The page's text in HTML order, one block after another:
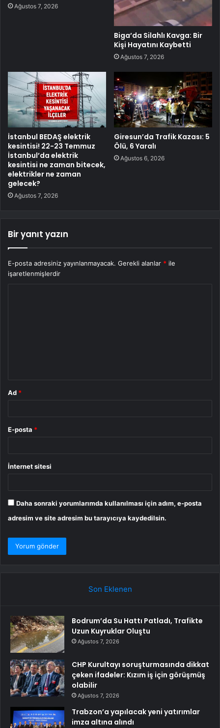
Ağustos 7, 2026
Biga’da Silahlı Kavga: Bir
Kişi Hayatını Kaybetti
Ağustos 7, 2026
İstanbul BEDAŞ elektrik
kesintisi! 22-23 Temmuz
İstanbul’da elektrik
kesintisi ne zaman bitecek,
elektrikler ne zaman
gelecek?
Ağustos 7, 2026
Giresun’da Trafik Kazası: 5
Ölü, 6 Yaralı
Ağustos 6, 2026
Bir yanıt yazın
E-posta adresiniz yayınlanmayacak. Gerekli alanlar * ile
işaretlenmişlerdir
Ad *
E-posta *
İnternet sitesi
Daha sonraki yorumlarımda kullanılması için adım, e-posta
adresim ve site adresim bu tarayıcıya kaydedilsin.
Son Eklenen
Bodrum’da Su Hattı Patladı, Trafikte
Uzun Kuyruklar Oluştu
Ağustos 7, 2026
CHP Kurultayı soruşturmasında dikkat
çeken ifadeler: Kızım iş için görüşmüş
olabilir
Ağustos 7, 2026
Trabzon’a yapılacak yeni yatırımlar
imza altına alındı